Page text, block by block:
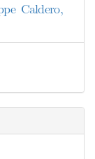
Caldero,